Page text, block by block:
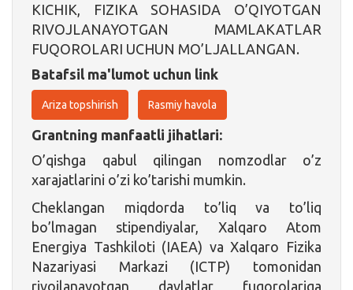
KICHIK, FIZIKA SOHASIDA O’QIYOTGAN
RIVOJLANAYOTGAN MAMLAKATLAR
FUQOROLARI UCHUN MO’LJALLANGAN.
Batafsil ma'lumot uchun link
Ariza topshirish Rasmiy havola
Grantning manfaatli jihatlari:
O’qishga qabul qilingan nomzodlar o’z
xarajatlarini o’zi ko’tarishi mumkin.
Cheklangan miqdorda to’liq va to’liq
bo’lmagan stipendiyalar, Xalqaro Atom
Energiya Tashkiloti (IAEA) va Xalqaro Fizika
Nazariyasi Markazi (ICTP) tomonidan
rivojlanayotgan davlatlar fuqorolariga